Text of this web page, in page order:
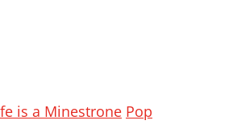
is a Minestrone Pop